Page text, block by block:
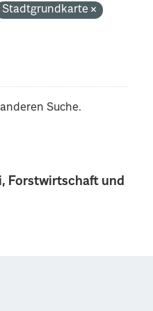
Forstwirtschaft und
Stadtgrundkarte
Suche.